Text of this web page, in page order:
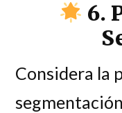
6.
Considera la